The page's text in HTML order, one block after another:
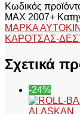
Κωδικός
MAX 2007+
ΜΑΡΚΑ
ΚΑΡΟΤΣΑΣ-
Σχετικά
-24%